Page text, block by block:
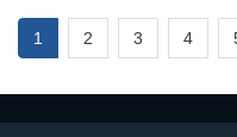
1 2 3 4